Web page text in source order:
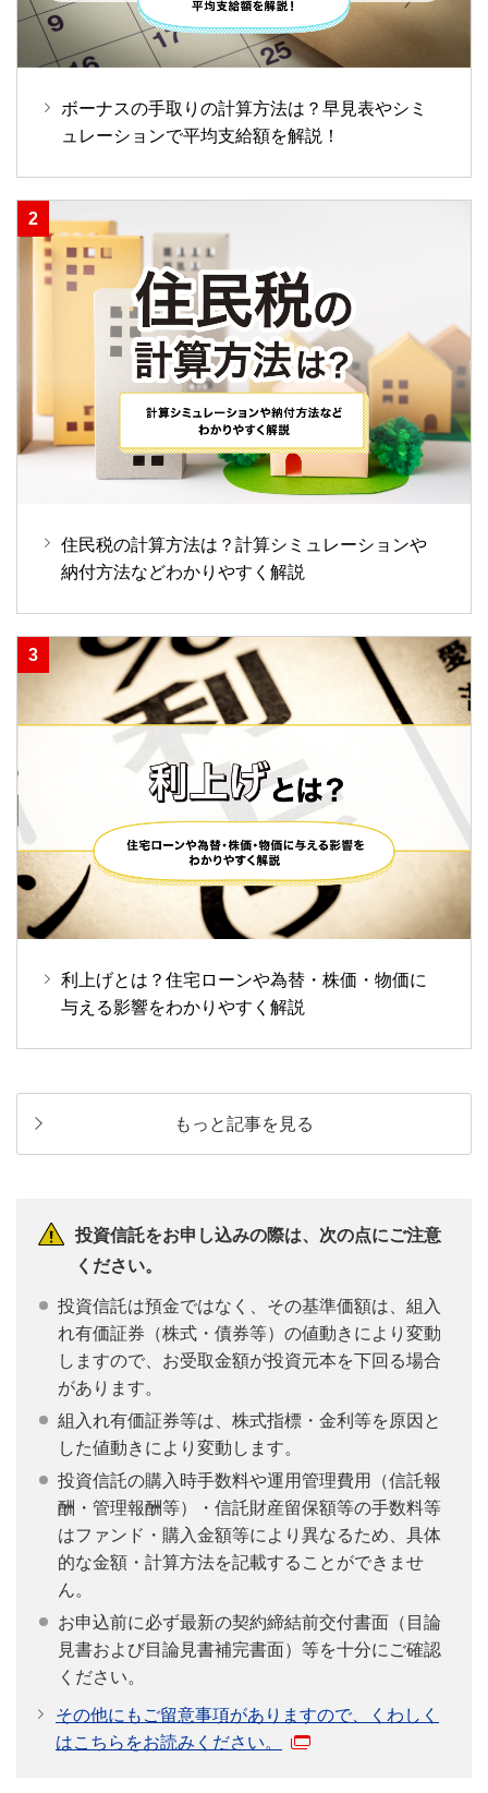
ボーナスの手取りの計算方法は？早見表やシミ
ュレーションで平均支給額を解説！
住民税の計算方法は？計算シミュレーションや
納付方法などわかりやすく解説
利上げとは？住宅ローンや為替・株価・物価に
与える影響をわかりやすく解説
もっと記事を見る
投資信託をお申し込みの際は、次の点にご注意
ください。
投資信託は預金ではなく、その基準価額は、組入
れ有価証券（株式・債券等）の値動きにより変動
しますので、お受取金額が投資元本を下回る場合
があります。
組入れ有価証券等は、株式指標・金利等を原因と
した値動きにより変動します。
投資信託の購入時手数料や運用管理費用（信託報
酬・管理報酬等）・信託財産留保額等の手数料等
はファンド・購入金額等により異なるため、具体
的な金額・計算方法を記載することができませ
ん。
お申込前に必ず最新の契約締結前交付書面（目論
見書および目論見書補完書面）等を十分にご確認
ください。
その他にもご留意事項がありますので、くわしく
はこちらをお読みください。